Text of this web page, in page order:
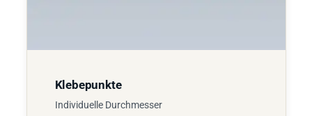
Klebepunkte
Individuelle Durchmesser